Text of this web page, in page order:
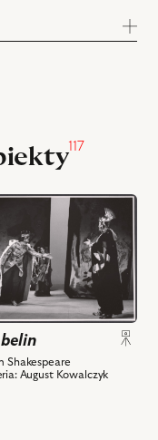
117
Shakespeare
August Kowalczyk